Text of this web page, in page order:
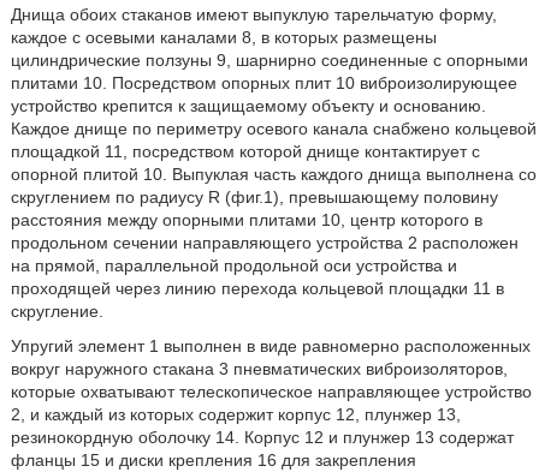
Днища обоих стаканов имеют выпуклую тарельчатую форму,
каждое с осевыми каналами 8, в которых размещены
цилиндрические ползуны 9, шарнирно соединенные с опорными
плитами 10. Посредством опорных плит 10 виброизолирующее
устройство крепится к защищаемому объекту и основанию.
Каждое днище по периметру осевого канала снабжено кольцевой
площадкой 11, посредством которой днище контактирует с
опорной плитой 10. Выпуклая часть каждого днища выполнена со
скруглением по радиусу R (фиг.1), превышающему половину
расстояния между опорными плитами 10, центр которого в
продольном сечении направляющего устройства 2 расположен
на прямой, параллельной продольной оси устройства и
проходящей через линию перехода кольцевой площадки 11 в
скругление.
Упругий элемент 1 выполнен в виде равномерно расположенных
вокруг наружного стакана 3 пневматических виброизоляторов,
которые охватывают телескопическое направляющее устройство
2, и каждый из которых содержит корпус 12, плунжер 13,
резинокордную оболочку 14. Корпус 12 и плунжер 13 содержат
фланцы 15 и диски крепления 16 для закрепления